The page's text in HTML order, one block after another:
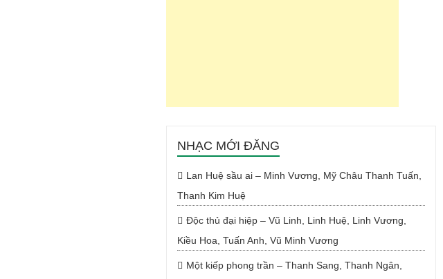
NHẠC MỚI ĐĂNG
Lan Huệ sầu ai – Minh Vương, Mỹ Châu Thanh Tuấn,
Thanh Kim Huệ
Độc thủ đại hiệp – Vũ Linh, Linh Huệ, Linh Vương,
Kiều Hoa, Tuấn Anh, Vũ Minh Vương
Một kiếp phong trần – Thanh Sang, Thanh Ngân,